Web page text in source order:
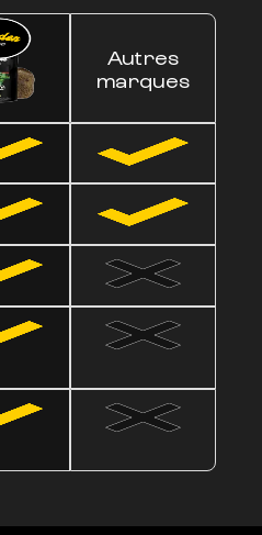
Autres
marques